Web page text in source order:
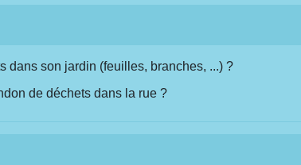
dans son jardin (feuilles, branches, ...) ?
de déchets dans la rue ?